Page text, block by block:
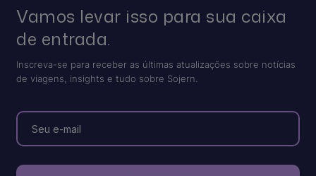
Vamos levar isso para sua caixa
de entrada.
Inscreva-se para receber as últimas atualizações sobre notícias
de viagens, insights e tudo sobre Sojern.